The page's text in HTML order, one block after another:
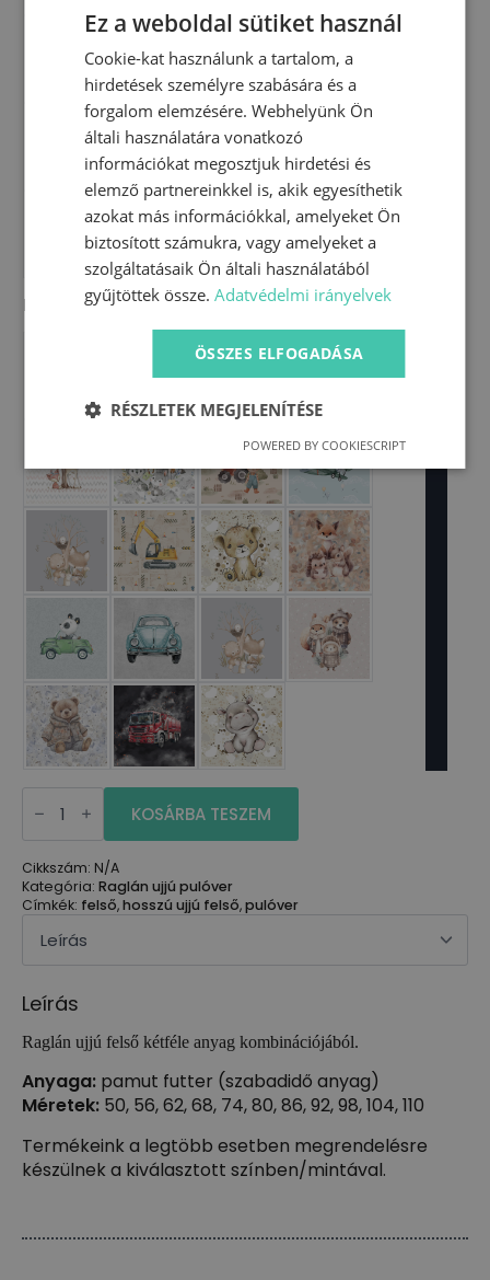
Panelek
ujjú
pulóver
mintával
mennyiség
KOSÁRBA TESZEM
Cikkszám: N/A
Kategória: Raglán ujjú pulóver
Címkék: felső,hosszú ujjú felső,pulóver
Leírás
Raglán ujjú felső kétféle anyag kombinációjából.
Anyaga: pamut futter (szabadidő anyag)
Méretek: 50, 56, 62, 68, 74, 80, 86, 92, 98, 104, 110
Termékeink a legtöbb esetben megrendelésre
készülnek a kiválasztott színben/mintával.
Ez a weboldal sütiket használ
Cookie-kat használunk a tartalom, a
hirdetések személyre szabására és a
forgalom elemzésére. Webhelyünk Ön
általi használatára vonatkozó
információkat megosztjuk hirdetési és
elemző partnereinkkel is, akik egyesíthetik
azokat más információkkal, amelyeket Ön
biztosított számukra, vagy amelyeket a
szolgáltatásaik Ön általi használatából
gyűjtöttek össze.Adatvédelmi irányelvek
ÖSSZES ELFOGADÁSA
RÉSZLETEK MEGJELENÍTÉSE
POWERED BY COOKIESCRIPT